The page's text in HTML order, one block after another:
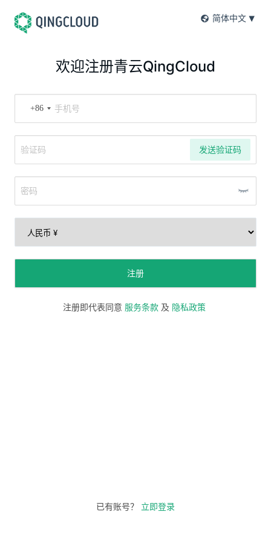
简体中文
欢迎注册青云QingCloud
+86
发送验证码
注册
注册即代表同意 服务条款 及 隐私政策
已有账号？ 立即登录